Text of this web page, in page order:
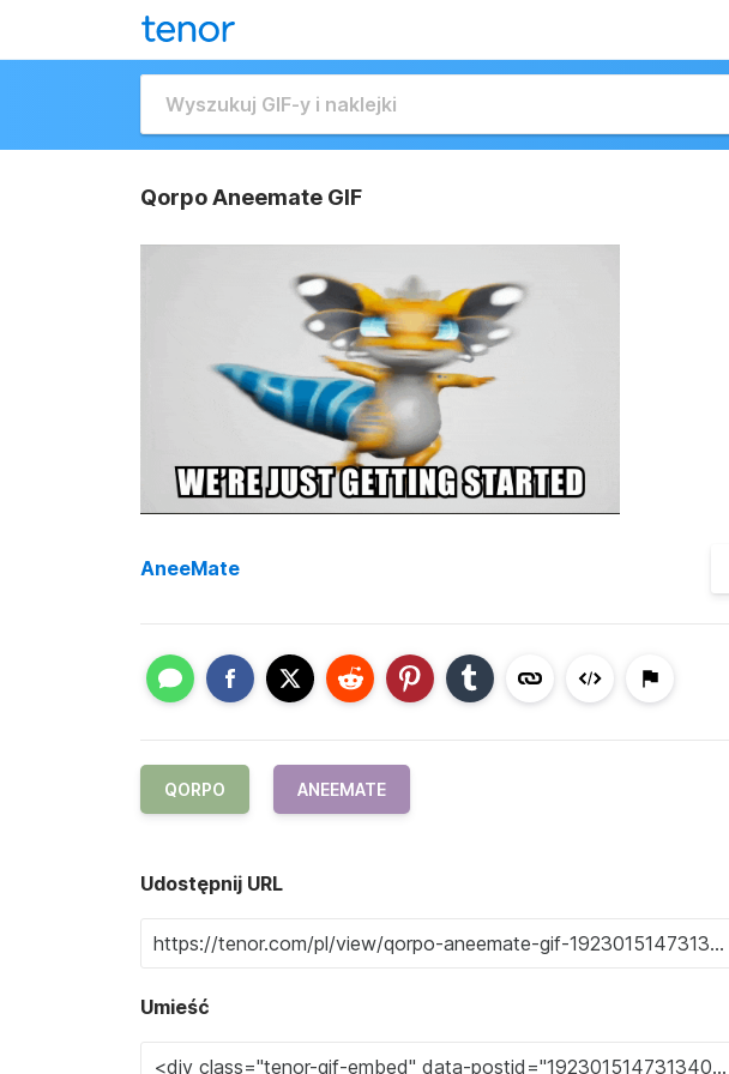
Qorpo Aneemate GIF
AneeMate
QORPO ANEEMATE
Udostępnij URL
Umieść